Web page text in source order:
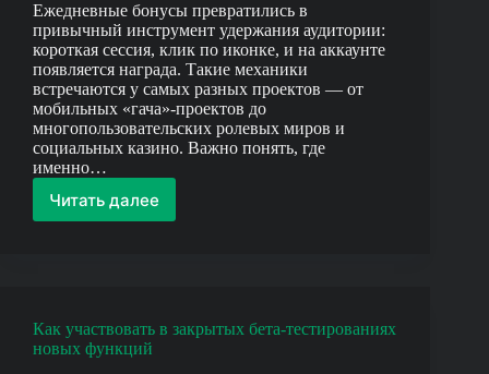
Ежедневные бонусы превратились в
привычный инструмент удержания аудитории:
короткая сессия, клик по иконке, и на аккаунте
появляется награда. Такие механики
встречаются у самых разных проектов — от
мобильных «гача»-проектов до
многопользовательских ролевых миров и
социальных казино. Важно понять, где
именно…
Читать далее
Какие
вход
ежедневно
Как участвовать в закрытых бета-тестированиях
новых функций